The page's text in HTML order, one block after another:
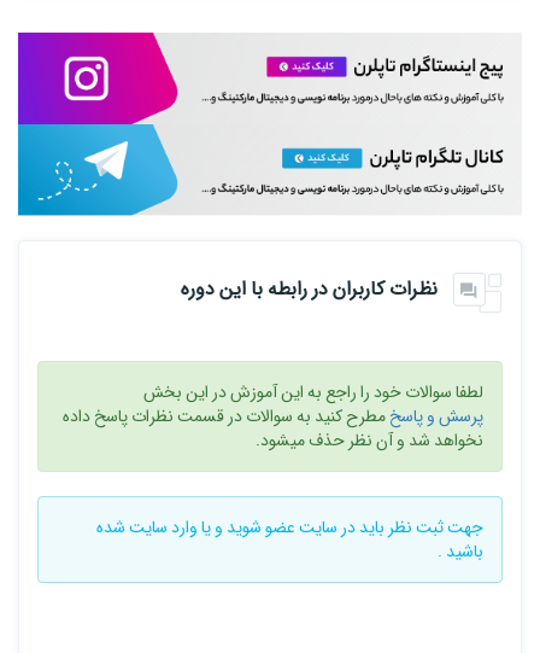
نظرات کاربران در رابطه با این دوره
لطفا سوالات خود را راجع به این آموزش در این بخش
پرسش و پاسخمطرح کنید به سوالات در قسمت نظرات پاسخ داده
نخواهد شد و آن نظر حذف میشود.
جهت ثبت نظر باید در سایتعضو شوید و یاوارد سایتشده
باشید .